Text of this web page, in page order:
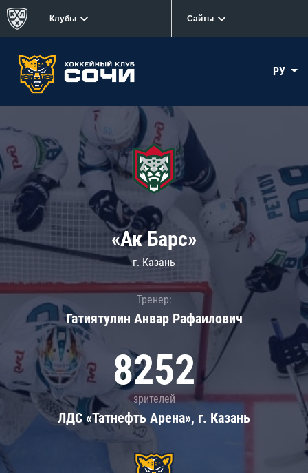
Клубы Сайты
РУ
«Ак Барс»
г. Казань
Тренер:
Гатиятулин Анвар Рафаилович
8252
зрителей
ЛДС «Татнефть Арена», г. Казань